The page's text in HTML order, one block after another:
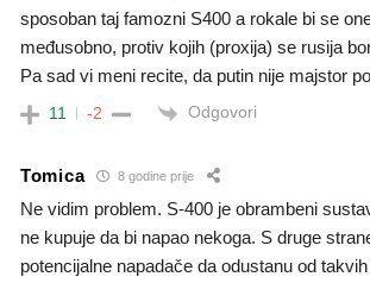
sposoban taj famozni S400 a rokale bi se
međusobno, protiv kojih (proxija) se rusija
Pa sad vi meni recite, da putin nije majstor
11 -2 Odgovori
Tomica 8 godine prije
Ne vidim problem. S-400 je obrambeni
ne kupuje da bi napao nekoga. S druge
potencijalne napadače da odustanu od